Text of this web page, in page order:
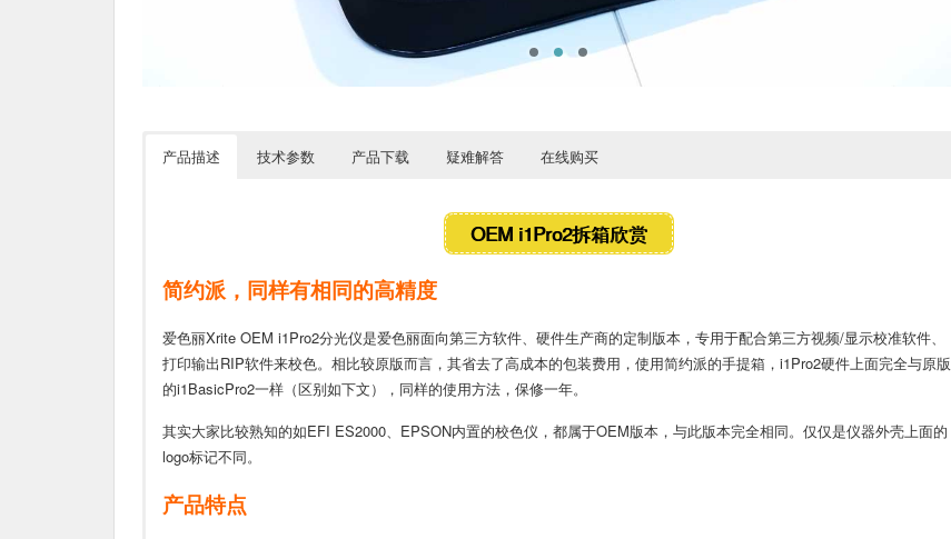
产品描述 技术参数 产品下载 疑难解答 在线购买
OEM i1Pro2拆箱欣赏
简约派，同样有相同的高精度
爱色丽Xrite OEM i1Pro2分光仪是爱色丽面向第三方软件、硬件生产商的定制版本，专用于配合第三方视频/显示校准软件、
打印输出RIP软件来校色。相比较原版而言，其省去了高成本的包装费用，使用简约派的手提箱，i1Pro2硬件上面完全与原版
的i1BasicPro2一样（区别如下文），同样的使用方法，保修一年。
其实大家比较熟知的如EFI ES2000、EPSON内置的校色仪，都属于OEM版本，与此版本完全相同。仅仅是仪器外壳上面的
logo标记不同。
产品特点